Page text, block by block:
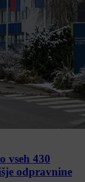
vseh 430
odpravnine